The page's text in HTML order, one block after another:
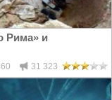
Рима» и
31 323